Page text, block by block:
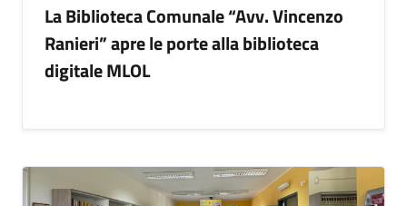
La Biblioteca Comunale “Avv. Vincenzo
Ranieri” apre le porte alla biblioteca
digitale MLOL